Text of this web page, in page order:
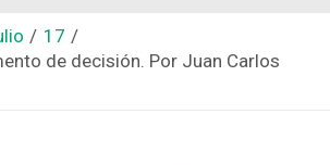
17
de decisión. Por Juan Carlos